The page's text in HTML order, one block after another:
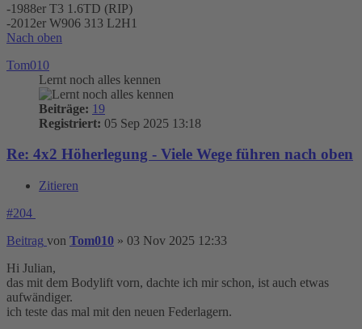
-1988er T3 1.6TD (RIP)
-2012er W906 313 L2H1
Nach oben
Tom010
Lernt noch alles kennen
Beiträge: 19
Registriert: 05 Sep 2025 13:18
Re: 4x2 Höherlegung - Viele Wege führen nach oben
Zitieren
#204
Beitrag von Tom010 » 03 Nov 2025 12:33
Hi Julian,
das mit dem Bodylift vorn, dachte ich mir schon, ist auch etwas
aufwändiger.
ich teste das mal mit den neuen Federlagern.